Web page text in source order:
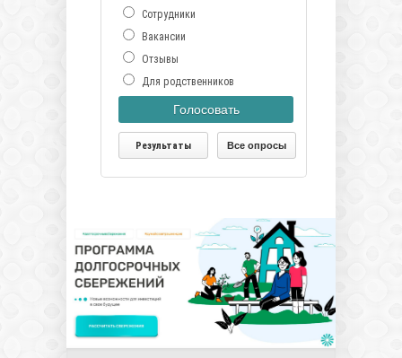
Сотрудники
Вакансии
Отзывы
Для родственников
Голосовать
Результаты Все опросы